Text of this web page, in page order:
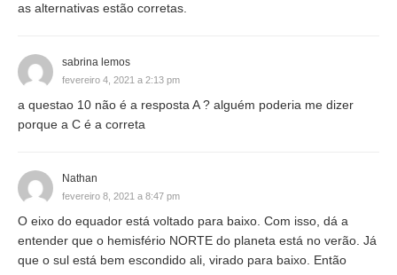
as alternativas estão corretas.
sabrina lemos
fevereiro 4, 2021 a 2:13 pm
a questao 10 não é a resposta A ? alguém poderia me dizer
porque a C é a correta
Nathan
fevereiro 8, 2021 a 8:47 pm
O eixo do equador está voltado para baixo. Com isso, dá a
entender que o hemisfério NORTE do planeta está no verão. Já
que o sul está bem escondido ali, virado para baixo. Então